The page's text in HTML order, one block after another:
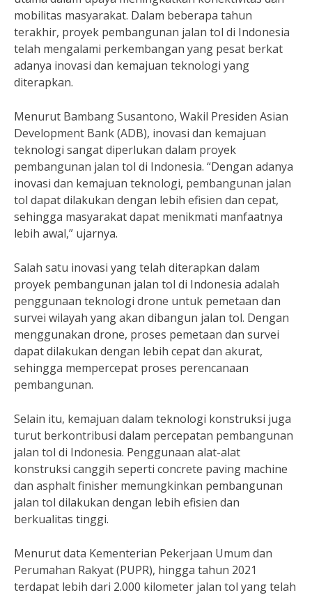
mobilitas masyarakat. Dalam beberapa tahun
terakhir, proyek pembangunan jalan tol di Indonesia
telah mengalami perkembangan yang pesat berkat
adanya inovasi dan kemajuan teknologi yang
diterapkan.
Menurut Bambang Susantono, Wakil Presiden Asian
Development Bank (ADB), inovasi dan kemajuan
teknologi sangat diperlukan dalam proyek
pembangunan jalan tol di Indonesia. “Dengan adanya
inovasi dan kemajuan teknologi, pembangunan jalan
tol dapat dilakukan dengan lebih efisien dan cepat,
sehingga masyarakat dapat menikmati manfaatnya
lebih awal,” ujarnya.
Salah satu inovasi yang telah diterapkan dalam
proyek pembangunan jalan tol di Indonesia adalah
penggunaan teknologi drone untuk pemetaan dan
survei wilayah yang akan dibangun jalan tol. Dengan
menggunakan drone, proses pemetaan dan survei
dapat dilakukan dengan lebih cepat dan akurat,
sehingga mempercepat proses perencanaan
pembangunan.
Selain itu, kemajuan dalam teknologi konstruksi juga
turut berkontribusi dalam percepatan pembangunan
jalan tol di Indonesia. Penggunaan alat-alat
konstruksi canggih seperti concrete paving machine
dan asphalt finisher memungkinkan pembangunan
jalan tol dilakukan dengan lebih efisien dan
berkualitas tinggi.
Menurut data Kementerian Pekerjaan Umum dan
Perumahan Rakyat (PUPR), hingga tahun 2021
terdapat lebih dari 2.000 kilometer jalan tol yang telah